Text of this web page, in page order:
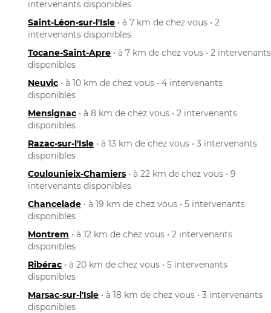
intervenants disponibles
Saint-Léon-sur-l'Isle • à 7 km de chez vous • 2
intervenants disponibles
Tocane-Saint-Apre • à 7 km de chez vous • 2 intervenants
disponibles
Neuvic • à 10 km de chez vous • 4 intervenants
disponibles
Mensignac • à 8 km de chez vous • 2 intervenants
disponibles
Razac-sur-l'Isle • à 13 km de chez vous • 3 intervenants
disponibles
Coulounieix-Chamiers • à 22 km de chez vous • 9
intervenants disponibles
Chancelade • à 19 km de chez vous • 5 intervenants
disponibles
Montrem • à 12 km de chez vous • 2 intervenants
disponibles
Ribérac • à 20 km de chez vous • 5 intervenants
disponibles
Marsac-sur-l'Isle • à 18 km de chez vous • 3 intervenants
disponibles